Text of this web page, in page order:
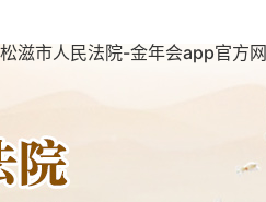
松滋市人民法院-金年会app官方网